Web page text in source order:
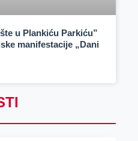
u Plankiću Parkiću”
manifestacije „Dani